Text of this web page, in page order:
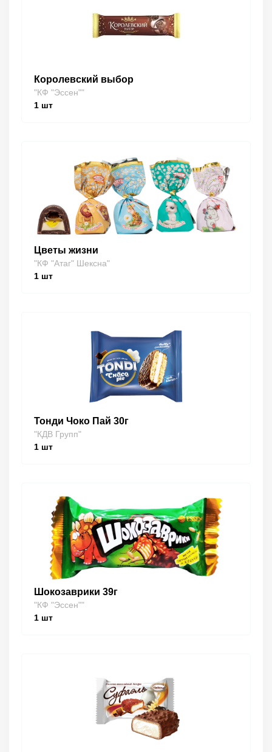
Королевский выбор
"КФ "Эссен""
1 шт
Цветы жизни
"КФ "Атаг" Шексна"
1 шт
Тонди Чоко Пай 30г
"КДВ Групп"
1 шт
Шокозаврики 39г
"КФ "Эссен""
1 шт